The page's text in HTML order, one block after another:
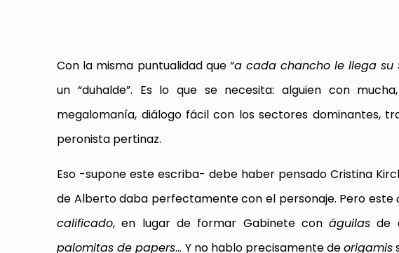
Con la misma puntualidad que “a cada chancho le llega su
un “duhalde”. Es lo que se necesita: alguien con
megalomanía, diálogo fácil con los sectores dominantes,
peronista pertinaz.
Eso -supone este escriba- debe haber pensado Cristina
de Alberto daba perfectamente con el personaje. Pero este
calificado, en lugar de formar Gabinete conáguilas de
palomitas de papers… Y no hablo precisamente deorigamis